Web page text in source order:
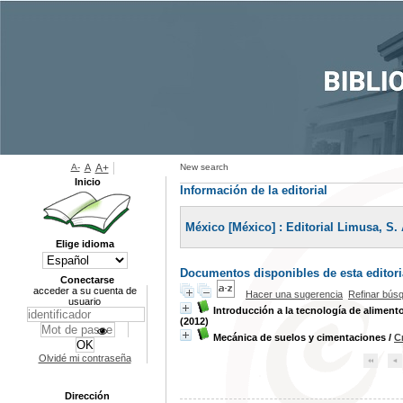
New search
Información de la editorial
México [México] : Editorial Limusa, S.
Documentos disponibles de esta
Hacer una sugerencia Refinar
Introducción a la tecnología de
(2012)
Mecánica de suelos y cimentaciones /
A- A A+
Inicio
Elige idioma
Conectarse
acceder a su cuenta de
usuario
Olvidé mi contraseña
Dirección